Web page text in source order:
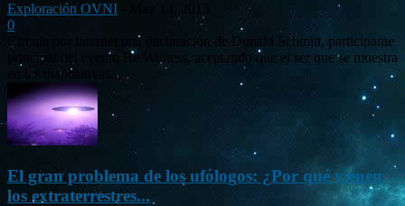
Exploración OVNI
0
Circula por internet una declaración de Donald Schmitt, participante
principal del evento Be Witness, aceptando que el ser que se muestra
en las diapositivas...
El gran problema de los ufólogos: ¿Por qué vienen
los extraterrestres...